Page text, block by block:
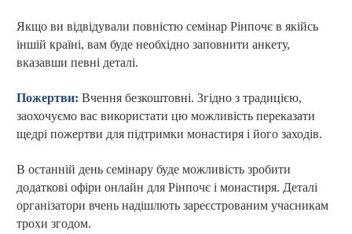
Якщо ви відвідували повністю семінар Рінпочє в якійсь
іншій країні, вам буде необхідно заповнити анкету,
вказавши певні деталі.
Пожертви: Вчення безкоштовні. Згідно з традицією,
заохочуємо вас використати цю можливість переказати
щедрі пожертви для підтримки монастиря і його заходів.
В останній день семінару буде можливість зробити
додаткові офіри онлайн для Рінпочє і монастиря. Деталі
організатори вчень надішлють зареєстрованим учасникам
трохи згодом.